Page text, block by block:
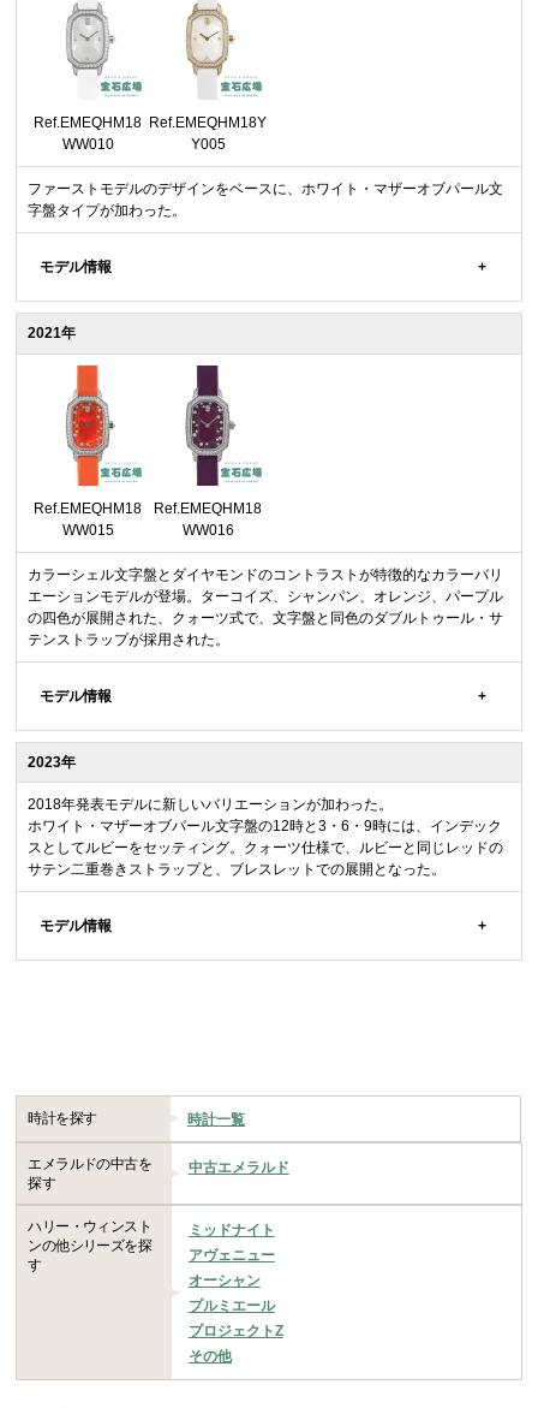
Ref.EMEQHM18
WW010
Ref.EMEQHM18Y
Y005
ファーストモデルのデザインをベースに、ホワイト・マザーオブパール文
字盤タイプが加わった。
モデル情報
2021年
Ref.EMEQHM18
WW015
Ref.EMEQHM18
WW016
カラーシェル文字盤とダイヤモンドのコントラストが特徴的なカラーバリ
エーションモデルが登場。ターコイズ、シャンパン、オレンジ、パープル
の四色が展開された、クォーツ式で、文字盤と同色のダブルトゥール・サ
テンストラップが採用された。
モデル情報
2023年
2018年発表モデルに新しいバリエーションが加わった。
ホワイト・マザーオブパール文字盤の12時と3・6・9時には、インデック
スとしてルビーをセッティング。クォーツ仕様で、ルビーと同じレッドの
サテン二重巻きストラップと、ブレスレットでの展開となった。
モデル情報
時計を探す 時計一覧
エメラルドの中古を
探す
中古エメラルド
ハリー・ウィンスト
ンの他シリーズを探
す
ミッドナイト
アヴェニュー
オーシャン
プルミエール
プロジェクトZ
その他